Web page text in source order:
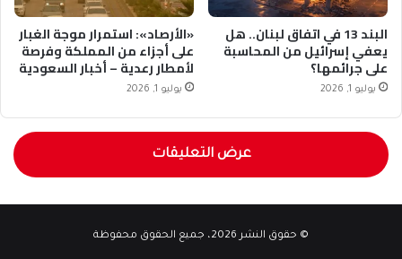
البند 13 في اتفاق لبنان.. هل
يعفي إسرائيل من المحاسبة
على جرائمها؟
يوليو 1, 2026
«الأرصاد»: استمرار موجة الغبار
على أجزاء من المملكة وفرصة
لأمطار رعدية – أخبار السعودية
يوليو 1, 2026
عرض التعليقات
© حقوق النشر 2026، جميع الحقوق محفوظة